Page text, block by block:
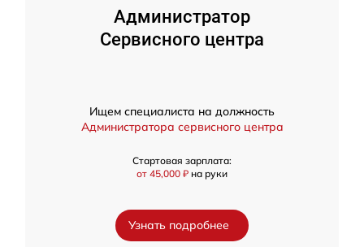
Администратор
Сервисного центра
Ищем специалиста на должность
Администратора сервисного центра
Стартовая зарплата:
от 45,000 ₽ на руки
Узнать подробнее